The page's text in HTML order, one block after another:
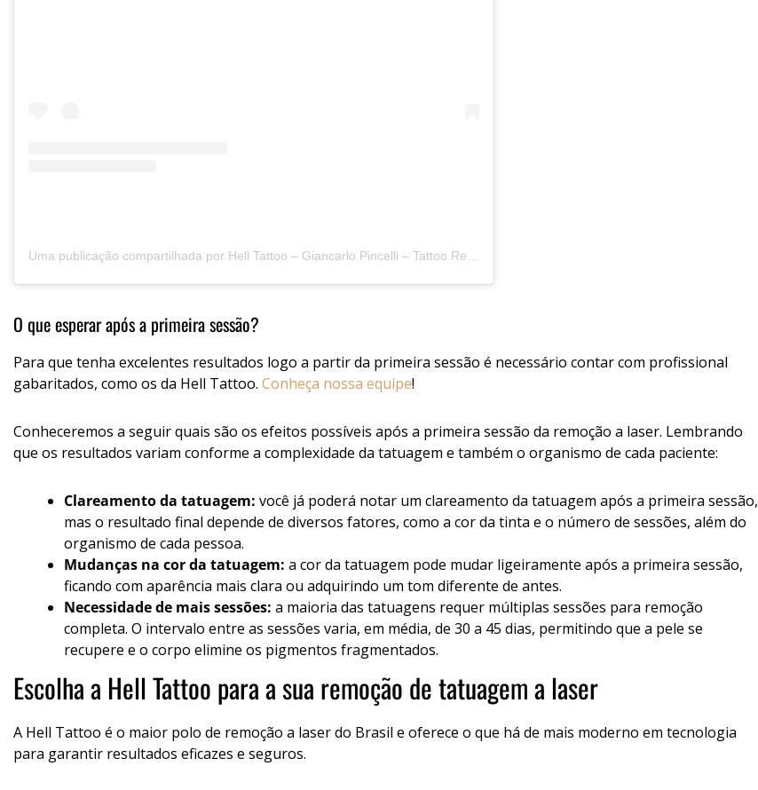
O que esperar após a primeira sessão?
Para que tenha excelentes resultados logo a partir da primeira sessão é necessário contar com profissional
gabaritados, como os da Hell Tattoo. Conheça nossa equipe!
Conheceremos a seguir quais são os efeitos possíveis após a primeira sessão da remoção a laser. Lembrando
que os resultados variam conforme a complexidade da tatuagem e também o organismo de cada paciente:
Clareamento da tatuagem: você já poderá notar um clareamento da tatuagem após a primeira sessão,
mas o resultado final depende de diversos fatores, como a cor da tinta e o número de sessões, além do
organismo de cada pessoa.
Mudanças na cor da tatuagem: a cor da tatuagem pode mudar ligeiramente após a primeira sessão,
ficando com aparência mais clara ou adquirindo um tom diferente de antes.
Necessidade de mais sessões: a maioria das tatuagens requer múltiplas sessões para remoção
completa. O intervalo entre as sessões varia, em média, de 30 a 45 dias, permitindo que a pele se
recupere e o corpo elimine os pigmentos fragmentados.
Escolha a Hell Tattoo para a sua remoção de tatuagem a laser
A Hell Tattoo é o maior polo de remoção a laser do Brasil e oferece o que há de mais moderno em tecnologia
para garantir resultados eficazes e seguros.